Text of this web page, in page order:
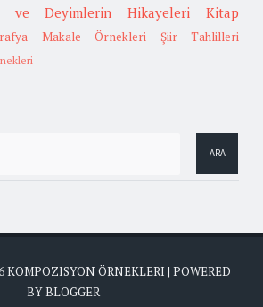
ve Deyimlerin Hikayeleri
Kitap
Makale Örnekleri Şiir Tahlilleri
KOMPOZISYON ÖRNEKLERI | POWERED
BYBLOGGER